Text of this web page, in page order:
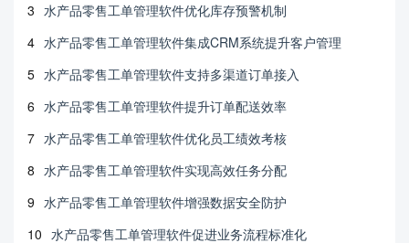
3 水产品零售工单管理软件优化库存预警机制
4 水产品零售工单管理软件集成CRM系统提升客户管理
5 水产品零售工单管理软件支持多渠道订单接入
6 水产品零售工单管理软件提升订单配送效率
7 水产品零售工单管理软件优化员工绩效考核
8 水产品零售工单管理软件实现高效任务分配
9 水产品零售工单管理软件增强数据安全防护
10 水产品零售工单管理软件促进业务流程标准化